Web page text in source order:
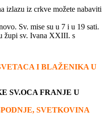
izlazu iz crkve možete nabaviti
Sv. mise su u 7 i u 19 sati.
župi sv. Ivana XXIII. s
I BLAŽENIKA U
SV.OCA FRANJE U
SVETKOVINA